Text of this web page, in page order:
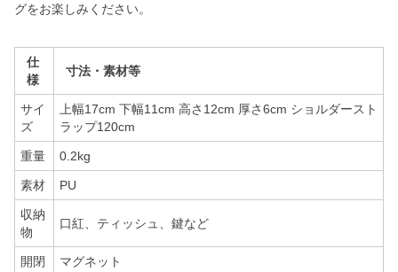
グをお楽しみください。
仕
様
寸法・素材等
サイ
ズ
上幅17cm 下幅11cm 高さ12cm 厚さ6cm ショルダースト
ラップ120cm
重量 0.2kg
素材 PU
収納
物
口紅、ティッシュ、鍵など
開閉 マグネット